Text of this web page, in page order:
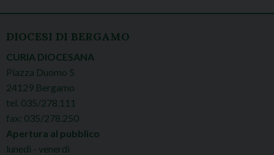
DIOCESI DI BERGAMO
CURIA DIOCESANA
Piazza Duomo 5
24129 Bergamo
tel. 035/278.111
fax: 035/278.250
Apertura al pubblico
lunedì - venerdì